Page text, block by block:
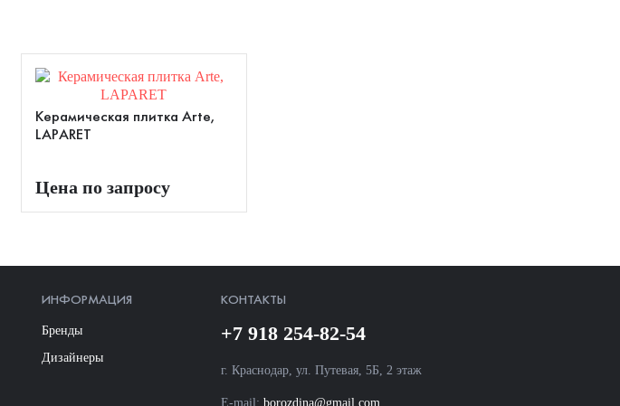
Керамическая плитка Arte,
LAPARET
Цена по запросу
ИНФОРМАЦИЯ
Бренды
Дизайнеры
КОНТАКТЫ
+7 918 254-82-54
г. Краснодар, ул. Путевая, 5Б, 2 этаж
E-mail:borozdina@gmail.com